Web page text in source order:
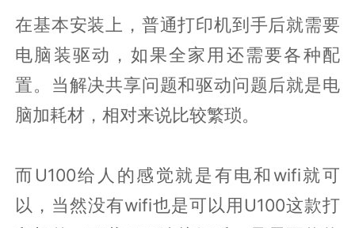
在基本安装上，普通打印机到手后就需要
电脑装驱动，如果全家用还需要各种配
置。当解决共享问题和驱动问题后就是电
脑加耗材，相对来说比较繁琐。
而U100给人的感觉就是有电和wifi就可
以，当然没有wifi也是可以用U100这款打